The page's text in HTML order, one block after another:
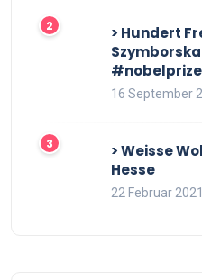
> Hundert
Szymborska
16 September
> Weisse
Hesse
22 Februar 2021